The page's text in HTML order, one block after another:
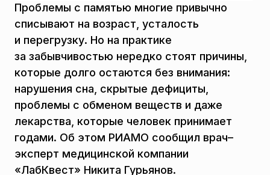
Проблемы с памятью многие привычно
списывают на возраст, усталость
и перегрузку. Но на практике
за забывчивостью нередко стоят причины,
которые долго остаются без внимания:
нарушения сна, скрытые дефициты,
проблемы с обменом веществ и даже
лекарства, которые человек принимает
годами. Об этом РИАМО сообщил врач–
эксперт медицинской компании
«ЛабКвест» Никита Гурьянов.